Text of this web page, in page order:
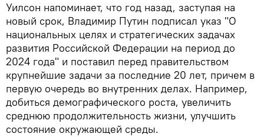
Уилсон напоминает, что год назад, заступая на
новый срок, Владимир Путин подписал указ "О
национальных целях и стратегических задачах
развития Российской Федерации на период до
2024 года" и поставил перед правительством
крупнейшие задачи за последние 20 лет, причем в
первую очередь во внутренних делах. Например,
добиться демографического роста, увеличить
среднюю продолжительность жизни, улучшить
состояние окружающей среды.